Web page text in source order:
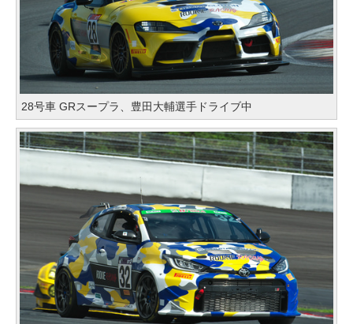
28号車 GRスープラ、豊田大輔選手ドライブ中